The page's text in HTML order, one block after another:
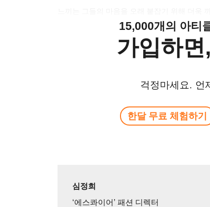
15,000개의 아티
가입하
걱정마세요. 언
한달 무료 체험하기
심정희
‘에스콰이어’ 패션 디렉터